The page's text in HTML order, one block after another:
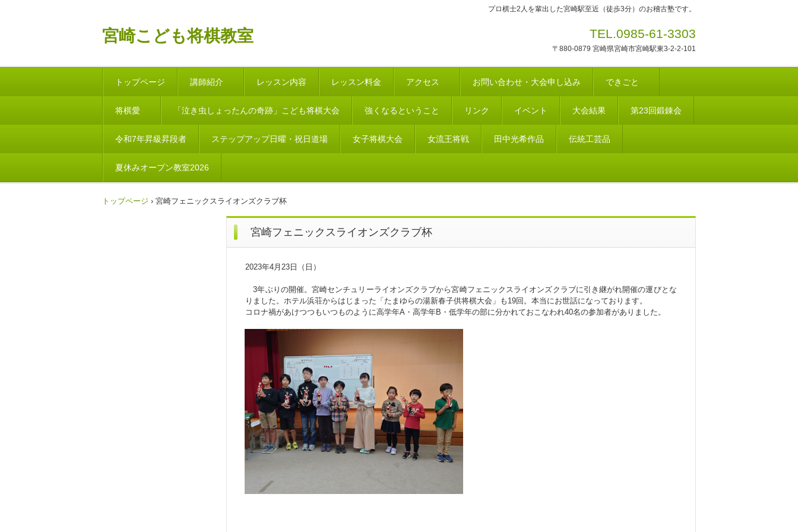
宮崎こども将棋教室
プロ棋士2人を輩出した宮崎駅至近（徒歩3分）のお稽古塾です。
TEL.0985-61-3303
〒880-0879 宮崎県宮崎市宮崎駅東3-2-2-101
トップページ 講師紹介 レッスン内容 レッスン料金 アクセス お問い合わせ・大会申し込み できごと
将棋愛 「泣き虫しょったんの奇跡」こども将棋大会 強くなるということ リンク イベント 大会結果 第23回鍛錬会
令和7年昇級昇段者 ステップアップ日曜・祝日道場 女子将棋大会 女流王将戦 田中光希作品 伝統工芸品
夏休みオープン教室2026
トップページ › 宮崎フェニックスライオンズクラブ杯
宮崎フェニックスライオンズクラブ杯
2023年4月23日（日）
3年ぶりの開催。宮崎センチュリーライオンズクラブから宮崎フェニックスライオンズクラブに引き継がれ開催の運びとな
りました。ホテル浜荘からはじまった「たまゆらの湯新春子供将棋大会」も19回。本当にお世話になっております。
コロナ禍があけつつもいつものように高学年A・高学年B・低学年の部に分かれておこなわれ40名の参加者がありました。